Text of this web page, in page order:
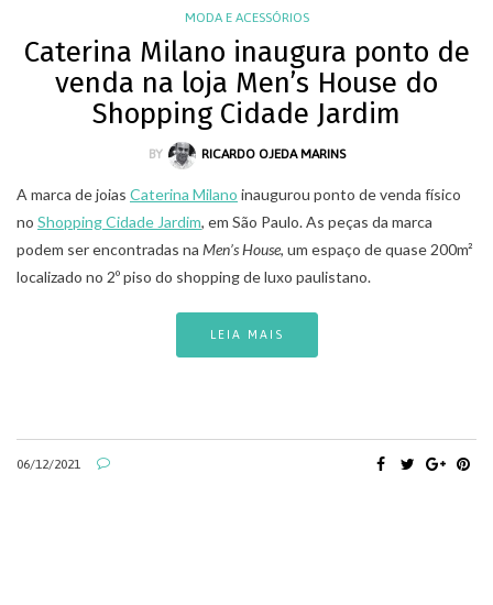
MODA E ACESSÓRIOS
Caterina Milano inaugura ponto de
venda na loja Men’s House do
Shopping Cidade Jardim
BY RICARDO OJEDA MARINS
A marca de joias Caterina Milano inaugurou ponto de venda físico
no Shopping Cidade Jardim, em São Paulo. As peças da marca
podem ser encontradas na Men’s House, um espaço de quase 200m²
localizado no 2º piso do shopping de luxo paulistano.
LEIA MAIS
06/12/2021